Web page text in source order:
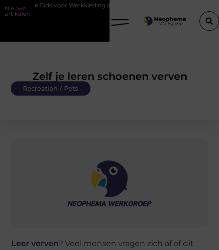
Nieuwe
artikelen
Gids voor Werkkleding in Purmerend
Zelf je leren schoenen verven
Recreation / Pets
Leer verven? Veel mensen vragen zich af of dit